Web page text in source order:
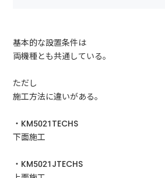
基本的な設置条件は
両機種とも共通している。
ただし
施工方法に違いがある。
・KM5021TECHS
下面施工
・KM5021JTECHS